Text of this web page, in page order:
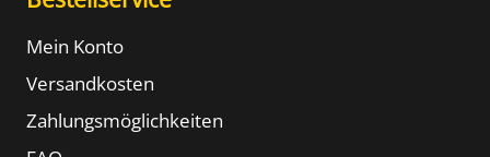
Mein Konto
Versandkosten
Zahlungsmöglichkeiten